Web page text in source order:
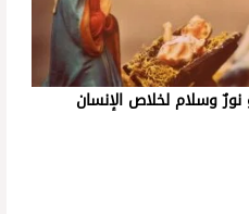
وسلام لخلاص الإنسان